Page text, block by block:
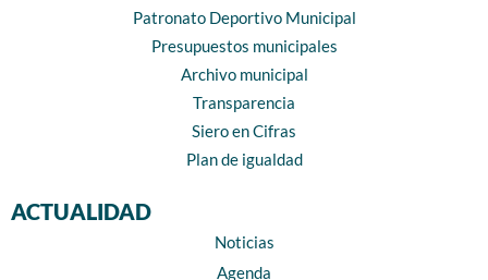
Patronato Deportivo Municipal
Presupuestos municipales
Archivo municipal
Transparencia
Siero en Cifras
Plan de igualdad
ACTUALIDAD
Noticias
Agenda